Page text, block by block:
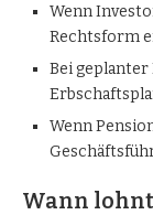
Wenn
Rechtsform
Bei
Wenn
Wann